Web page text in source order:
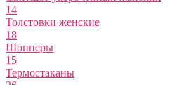
14
Толстовки женские
18
Шопперы
15
Термостаканы